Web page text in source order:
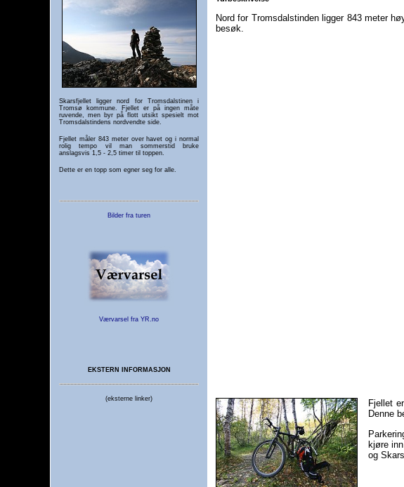
Skarsfjellet ligger nord for Tromsdalstinen i
Tromsø kommune. Fjellet er på ingen måte
ruvende, men byr på flott utsikt spesielt mot
Tromsdalstindens nordvendte side.
Fjellet måler 843 meter over havet og i normal
rolig tempo vil man sommerstid bruke
anslagsvis 1,5 - 2,5 timer til toppen.
Dette er en topp som egner seg for alle.
Bilder fra turen
Værvarsel fra YR.no
EKSTERN INFORMASJON
(eksterne linker)
Nord for Tromsdalstinden ligger 843 meter
besøk.
Fjellet
Denne
kjøre
og